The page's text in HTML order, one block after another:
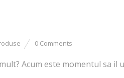
0 Comments
Acum este momentul sa il